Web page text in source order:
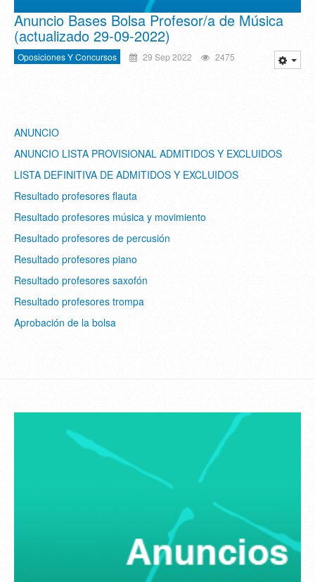
Anuncio Bases Bolsa Profesor/a de Música
(actualizado 29-09-2022)
Oposiciones Y Concursos 29 Sep 2022 2475
ANUNCIO
ANUNCIO LISTA PROVISIONAL ADMITIDOS Y EXCLUIDOS
LISTA DEFINITIVA DE ADMITIDOS Y EXCLUIDOS
Resultado profesores flauta
Resultado profesores música y movimiento
Resultado profesores de percusión
Resultado profesores piano
Resultado profesores saxofón
Resultado profesores trompa
Aprobación de la bolsa